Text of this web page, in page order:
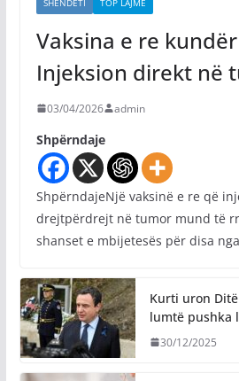
SHËNDETI TOP LAJME
Vaksina e re
Injeksion direkt në
03/04/2026 admin
Shpërndaje
ShpërndajeNjë vaksinë e re që
drejtpërdrejt në tumor mund të
shanset e mbijetesës për disa
Kurti uron
lumtë pushka
30/12/2025